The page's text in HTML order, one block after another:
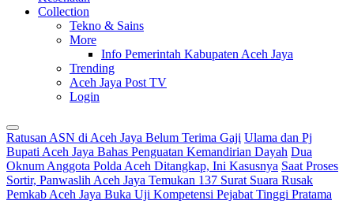
Collection
Tekno & Sains
More
Info Pemerintah Kabupaten Aceh Jaya
Trending
Aceh Jaya Post TV
Login
Ratusan ASN di Aceh Jaya Belum Terima Gaji Ulama dan Pj
Bupati Aceh Jaya Bahas Penguatan Kemandirian Dayah Dua
Oknum Anggota Polda Aceh Ditangkap, Ini Kasusnya Saat Proses
Sortir, Panwaslih Aceh Jaya Temukan 137 Surat Suara Rusak
Pemkab Aceh Jaya Buka Uji Kompetensi Pejabat Tinggi Pratama